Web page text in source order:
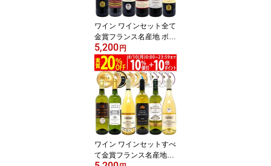
ワイン ワインセット全て
金賞フランス名産地 ボル
ドー赤6本セット 送料無
料 飲み比べセット ギフ
ト ^W0KGP8SE^
5,200 円
ワイン ワインセットすべ
て金賞フランス名産地ボ